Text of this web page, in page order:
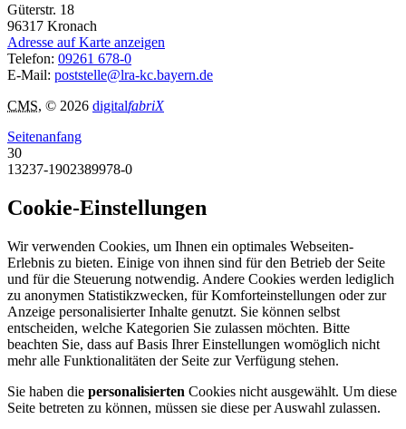
Güterstr. 18
96317 Kronach
Adresse auf Karte anzeigen
Telefon: 09261 678-0
E-Mail: poststelle@lra-kc.bayern.de
CMS, © 2026 digitalfabriX
Seitenanfang
30
13237-1902389978-0
Cookie-Einstellungen
Wir verwenden Cookies, um Ihnen ein optimales Webseiten-
Erlebnis zu bieten. Einige von ihnen sind für den Betrieb der Seite
und für die Steuerung notwendig. Andere Cookies werden lediglich
zu anonymen Statistikzwecken, für Komforteinstellungen oder zur
Anzeige personalisierter Inhalte genutzt. Sie können selbst
entscheiden, welche Kategorien Sie zulassen möchten. Bitte
beachten Sie, dass auf Basis Ihrer Einstellungen womöglich nicht
mehr alle Funktionalitäten der Seite zur Verfügung stehen.
Sie haben die personalisierten Cookies nicht ausgewählt. Um diese
Seite betreten zu können, müssen sie diese per Auswahl zulassen.